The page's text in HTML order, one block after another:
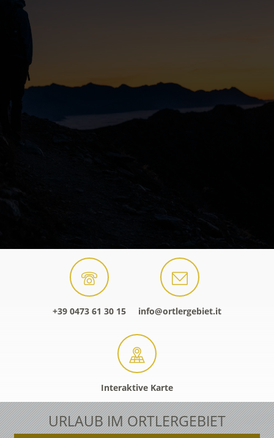
+39 0473 61 30 15 info@ortlergebiet.it
Interaktive Karte
URLAUB IM ORTLERGEBIET